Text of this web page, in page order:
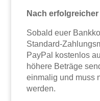
Nach
Sobald euer
Standard-
PayPal kostenlos
höhere Beträge
einmalig und muss
werden.